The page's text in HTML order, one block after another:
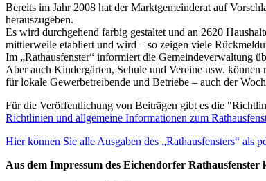
Bereits im Jahr 2008 hat der Marktgemeinderat auf
herauszugeben.
Es wird durchgehend farbig gestaltet und an 2620
mittlerweile etabliert und wird – so zeigen viele
Im „Rathausfenster“ informiert die Gemeindeverwaltung
Aber auch Kindergärten, Schule und Vereine usw.
für lokale Gewerbetreibende und Betriebe – auch der
Für die Veröffentlichung von Beiträgen gibt es die
Richtlinien und allgemeine Informationen zum
Hier können Sie alle Ausgaben des „Rathausfensters“ als
Aus dem Impressum des Eichendorfer